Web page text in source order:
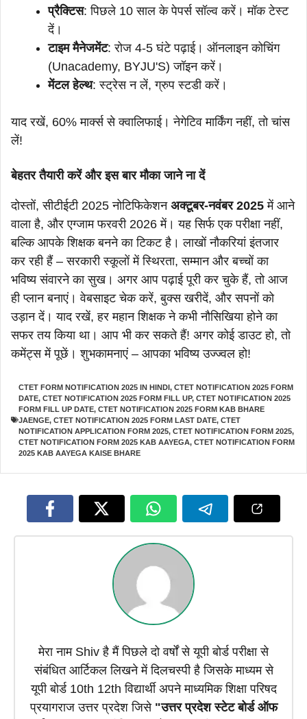
प्रैक्टिस: पिछले 10 साल के पेपर्स सॉल्व करें। मॉक टेस्ट
दें।
टाइम मैनेजमेंट: रोज 4-5 घंटे पढ़ाई। ऑनलाइन कोचिंग
(Unacademy, BYJU'S) जॉइन करें।
मेंटल हेल्थ: स्ट्रेस न लें, ग्रुप स्टडी करें।
याद रखें, 60% मार्क्स से क्वालिफाई। नेगेटिव मार्किंग नहीं, तो चांस
लें!
बेहतर तैयारी करें और इस बार मौका जाने ना दें
दोस्तों, सीटीईटी 2025 नोटिफिकेशन अक्टूबर-नवंबर 2025 में आने
वाला है, और एग्जाम फरवरी 2026 में। यह सिर्फ एक परीक्षा नहीं,
बल्कि आपके शिक्षक बनने का टिकट है। लाखों नौकरियां इंतजार
कर रही हैं – सरकारी स्कूलों में स्थिरता, सम्मान और बच्चों का
भविष्य संवारने का सुख। अगर आप पढ़ाई पूरी कर चुके हैं, तो आज
ही प्लान बनाएं। वेबसाइट चेक करें, बुक्स खरीदें, और सपनों को
उड़ान दें। याद रखें, हर महान शिक्षक ने कभी नौसिखिया होने का
सफर तय किया था। आप भी कर सकते हैं! अगर कोई डाउट हो, तो
कमेंट्स में पूछें। शुभकामनाएं – आपका भविष्य उज्ज्वल हो!
CTET FORM NOTIFICATION 2025 IN HINDI, CTET NOTIFICATION 2025 FORM
DATE, CTET NOTIFICATION 2025 FORM FILL UP, CTET NOTIFICATION 2025
FORM FILL UP DATE, CTET NOTIFICATION 2025 FORM KAB BHARE
JAENGE, CTET NOTIFICATION 2025 FORM LAST DATE, CTET
NOTIFICATION APPLICATION FORM 2025, CTET NOTIFICATION FORM 2025,
CTET NOTIFICATION FORM 2025 KAB AAYEGA, CTET NOTIFICATION FORM
2025 KAB AAYEGA KAISE BHARE
मेरा नाम Shiv है मैं पिछले दो वर्षों से यूपी बोर्ड परीक्षा से
संबंधित आर्टिकल लिखने में दिलचस्पी है जिसके माध्यम से
यूपी बोर्ड 10th 12th विद्यार्थी अपने माध्यमिक शिक्षा परिषद
प्रयागराज उत्तर प्रदेश जिसे "उत्तर प्रदेश स्टेट बोर्ड ऑफ